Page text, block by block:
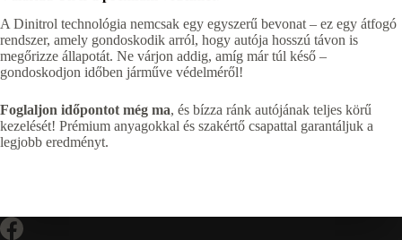
A Dinitrol technológia nemcsak egy egyszerű bevonat – ez egy átfogó
rendszer, amely gondoskodik arról, hogy autója hosszú távon is
megőrizze állapotát. Ne várjon addig, amíg már túl késő –
gondoskodjon időben járműve védelméről!
Foglaljon időpontot még ma, és bízza ránk autójának teljes körű
kezelését! Prémium anyagokkal és szakértő csapattal garantáljuk a
legjobb eredményt.